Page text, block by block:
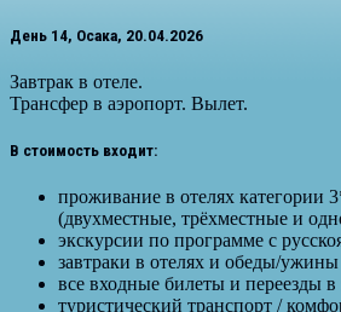
День 14, Осака, 20.04.2026
Завтрак в отеле.
Трансфер в аэропорт. Вылет.
В стоимость входит:
проживание в отелях категории
(двухместные, трёхместные и
экскурсии по программе с
завтраки в отелях и обеды/
все входные билеты и переезды
туристический транспорт /